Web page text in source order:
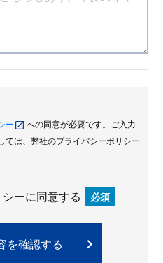
ー
への同意が必要です。ご入力
ては、弊社のプライバシーポリシー
ーに同意する 必須